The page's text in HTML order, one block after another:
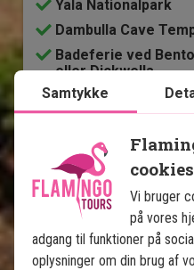
Yala Nationalpark
Dambulla Cave
Badeferie ved
eller Dickwella
14 dage
Pris pr.
pers. fra
Samtykke
cookies
Vi bruger
på vores
adgang til funktioner på
oplysninger om din brug af